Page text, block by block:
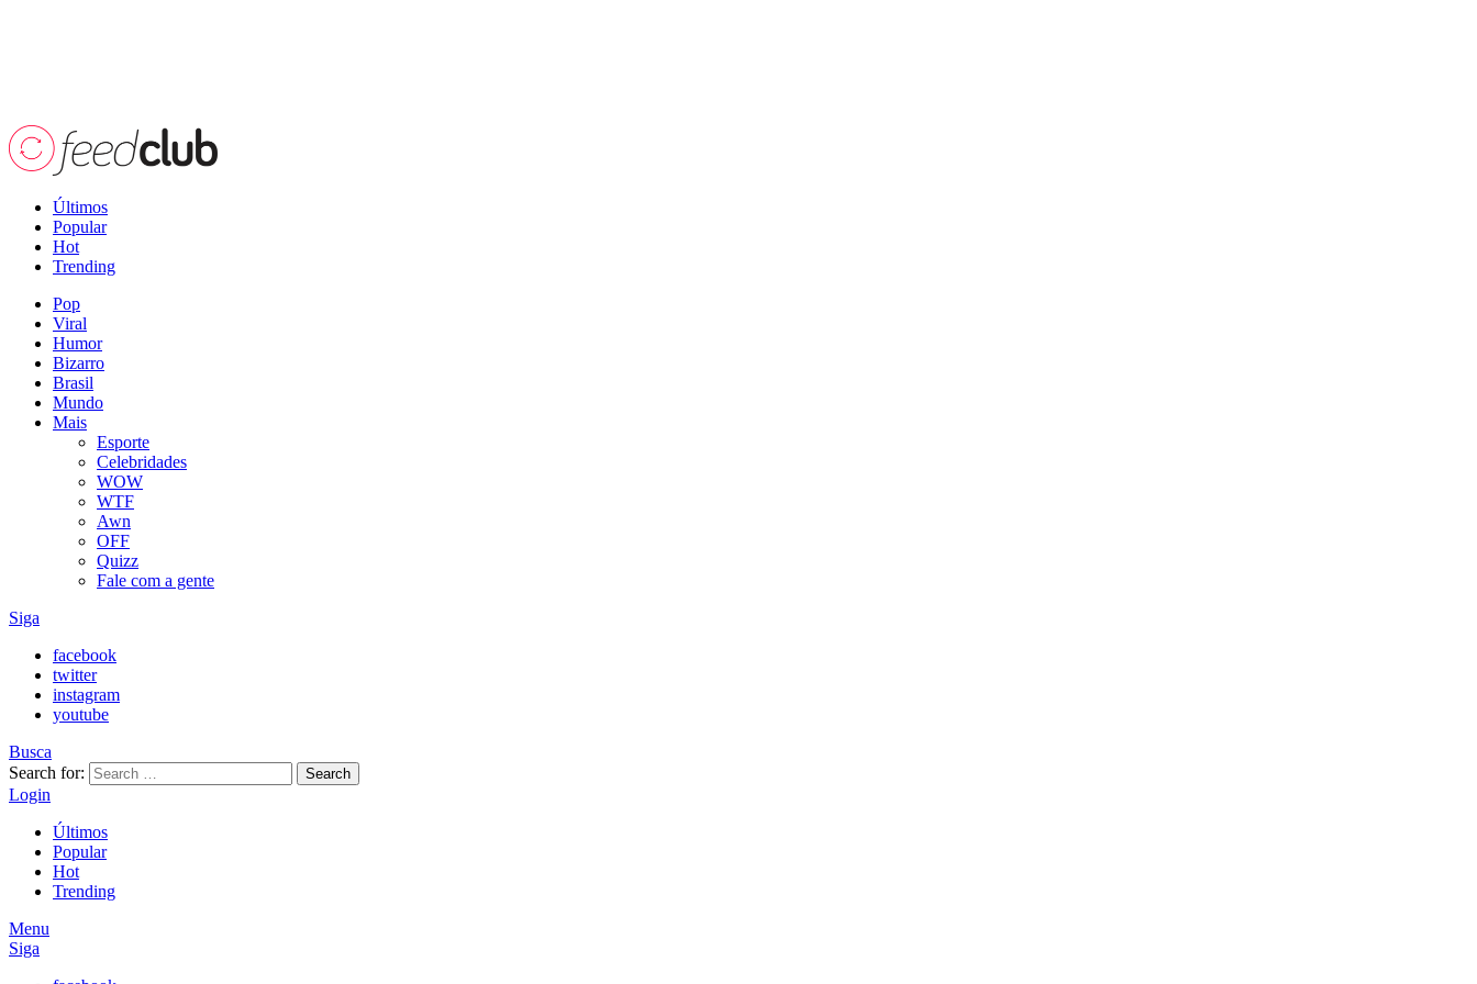
Últimos
Popular
Hot
Trending
Pop
Viral
Humor
Bizarro
Brasil
Mundo
Mais
Esporte
Celebridades
WOW
WTF
Awn
OFF
Quizz
Fale com a gente
Siga
facebook
twitter
instagram
youtube
Busca
Search for:
Search
Login
Últimos
Popular
Hot
Trending
Menu
Siga